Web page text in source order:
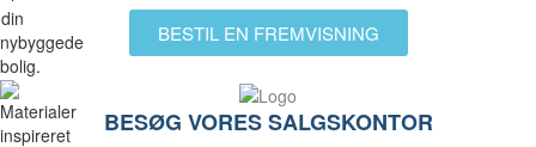
BESTIL EN FREMVISNING
BESØG VORES SALGSKONTOR